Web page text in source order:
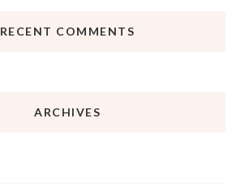
RECENT COMMENTS
ARCHIVES